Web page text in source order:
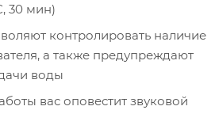
30 мин)
контролировать наличие
а также предупреждают
воды
вас оповестит звуковой